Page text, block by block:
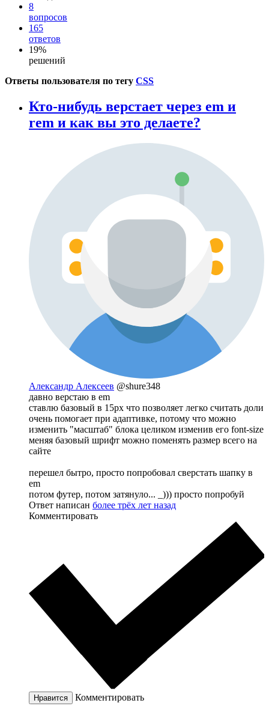
8
вопросов
165
ответов
19%
решений
Ответы пользователя по тегу CSS
Кто-нибудь верстает через em и
rem и как вы это делаете?
Александр Алексеев @shure348
давно верстаю в em
ставлю базовый в 15px что позволяет легко считать доли
очень помогает при адаптивке, потому что можно
изменить "масштаб" блока целиком изменив его font-size
меняя базовый шрифт можно поменять размер всего на
сайте
перешел бытро, просто попробовал сверстать шапку в
em
потом футер, потом затянуло... _))) просто попробуй
Ответ написан более трёх лет назад
Комментировать
Нравится Комментировать